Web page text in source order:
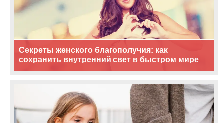
Секреты женского благополучия: как
сохранить внутренний свет в быстром мире